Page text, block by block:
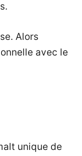
Alors
avec le
unique de